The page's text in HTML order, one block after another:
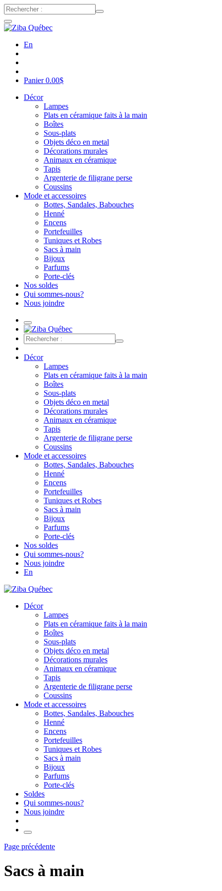
En
Panier0.00$
Décor
Lampes
Plats en céramique faits à la main
Boîtes
Sous-plats
Objets déco en metal
Décorations murales
Animaux en céramique
Tapis
Argenterie de filigrane perse
Coussins
Mode et accessoires
Bottes, Sandales, Babouches
Henné
Encens
Portefeuilles
Tuniques et Robes
Sacs à main
Bijoux
Parfums
Porte-clés
Nos soldes
Qui sommes-nous?
Nous joindre
Décor
Lampes
Plats en céramique faits à la main
Boîtes
Sous-plats
Objets déco en metal
Décorations murales
Animaux en céramique
Tapis
Argenterie de filigrane perse
Coussins
Mode et accessoires
Bottes, Sandales, Babouches
Henné
Encens
Portefeuilles
Tuniques et Robes
Sacs à main
Bijoux
Parfums
Porte-clés
Nos soldes
Qui sommes-nous?
Nous joindre
En
Décor
Lampes
Plats en céramique faits à la main
Boîtes
Sous-plats
Objets déco en metal
Décorations murales
Animaux en céramique
Tapis
Argenterie de filigrane perse
Coussins
Mode et accessoires
Bottes, Sandales, Babouches
Henné
Encens
Portefeuilles
Tuniques et Robes
Sacs à main
Bijoux
Parfums
Porte-clés
Soldes
Qui sommes-nous?
Nous joindre
Page précédente
Sacs à main